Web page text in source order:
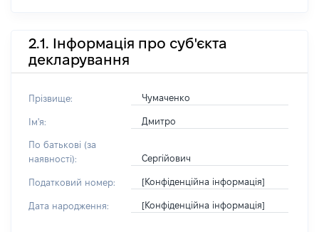
2.1. Інформація про суб'єкта
декларування
Прізвище: Чумаченко
Ім'я: Дмитро
По батькові (за
наявності):
Сергійович
Податковий номер: [Конфіденційна інформація]
Дата народження: [Конфіденційна інформація]